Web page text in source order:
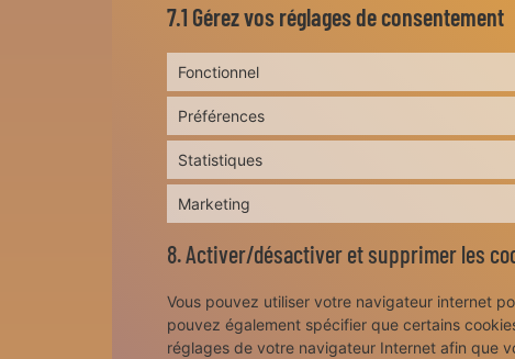
7.1 Gérez vos réglages de consentement
Fonctionnel
Préférences
Statistiques
Marketing
8. Activer/désactiver et supprimer les
Vous pouvez utiliser votre navigateur internet
pouvez également spécifier que certains
réglages de votre navigateur Internet afin que